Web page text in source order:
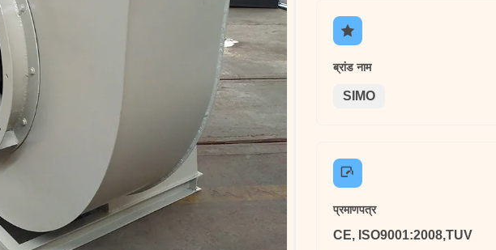
ब्रांड नाम
SIMO
प्रमाणपत्र
CE, ISO9001:2008,TUV